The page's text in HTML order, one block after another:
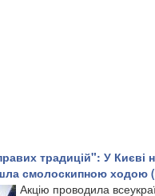
традицій": У Києві
смолоскипною ходою
Акцію проводила